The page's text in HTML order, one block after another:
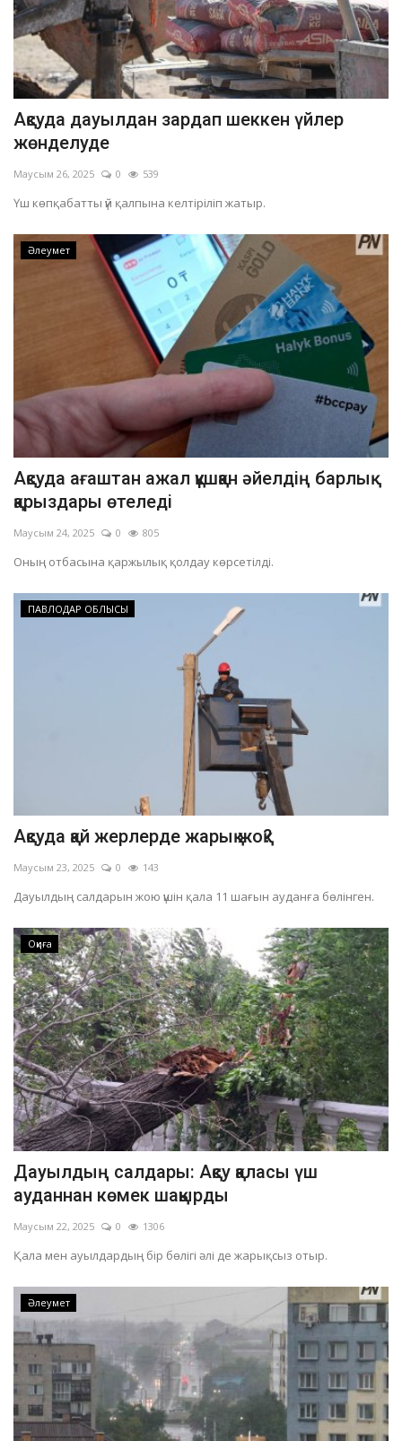
Ақсуда дауылдан зардап шеккен үйлер
жөнделуде
Маусым 26, 2025 0 539
Үш көпқабатты үй қалпына келтіріліп жатыр.
Әлеумет
Ақсуда ағаштан ажал құшқан әйелдің барлық
қарыздары өтеледі
Маусым 24, 2025 0 805
Оның отбасына қаржылық қолдау көрсетілді.
ПАВЛОДАР ОБЛЫСЫ
Ақсуда қай жерлерде жарық жоқ?
Маусым 23, 2025 0 143
Дауылдың салдарын жою үшін қала 11 шағын ауданға бөлінген.
Оқиға
Дауылдың салдары: Ақсу қаласы үш
ауданнан көмек шақырды
Маусым 22, 2025 0 1306
Қала мен ауылдардың бір бөлігі әлі де жарықсыз отыр.
Әлеумет